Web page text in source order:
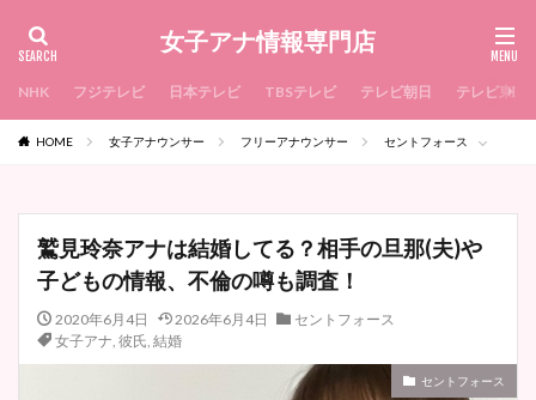
女子アナ情報専門店
NHK フジテレビ 日本テレビ TBSテレビ テレビ朝日 テレビ東京
HOME 女子アナウンサー フリーアナウンサー セントフォース
鷲見玲奈アナは結婚してる？相手の旦那(夫)や
子どもの情報、不倫の噂も調査！
2020年6月4日 2026年6月4日
セントフォース
女子アナ, 彼氏, 結婚
セントフォース